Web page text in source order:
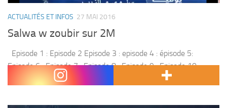
ACTUALITÉS ET INFOS 27 MAI 2016
Salwa w zoubir sur 2M
Episode 1 : Episode 2 Episode 3 : episode 4 : épisode 5:
Episode 6 : Episode 7 : Episode 8 : Episode 9 : Episode 10 :
Episode 11 : episode 12...